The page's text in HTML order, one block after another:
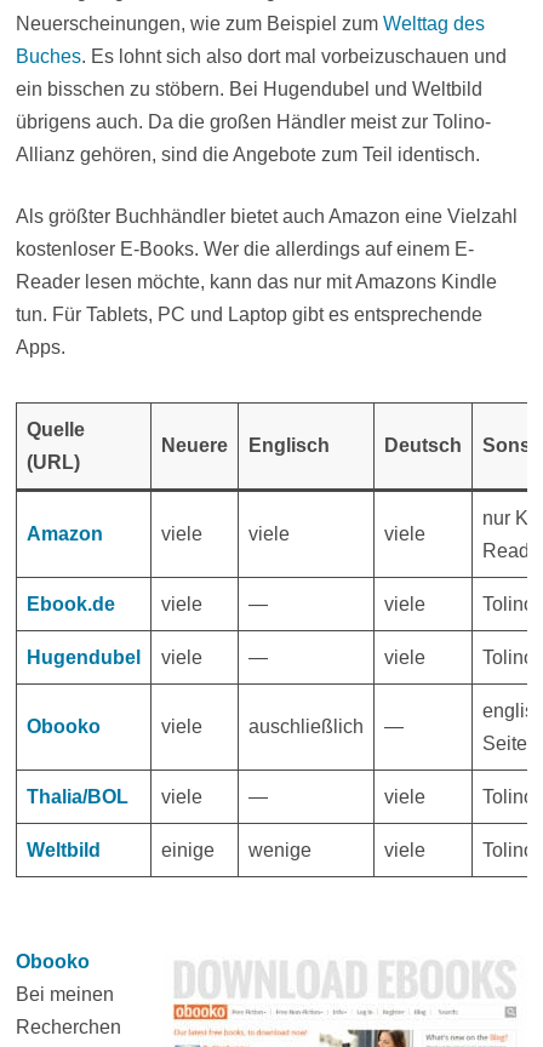
Neuerscheinungen, wie zum Beispiel zum Welttag des
Buches. Es lohnt sich also dort mal vorbeizuschauen und
ein bisschen zu stöbern. Bei Hugendubel und Weltbild
übrigens auch. Da die großen Händler meist zur Tolino-
Allianz gehören, sind die Angebote zum Teil identisch.
Als größter Buchhändler bietet auch Amazon eine Vielzahl
kostenloser E-Books. Wer die allerdings auf einem E-
Reader lesen möchte, kann das nur mit Amazons Kindle
tun. Für Tablets, PC und Laptop gibt es entsprechende
Apps.
Quelle
(URL)
Neuere Englisch Deutsch
Amazon viele viele viele
nur
Ebook.de viele — viele
Hugendubel viele — viele
Obooko viele auschließlich —
Seite
Thalia/BOL viele — viele
Weltbild einige wenige viele
Obooko
Bei meinen
Recherchen